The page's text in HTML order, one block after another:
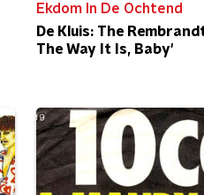
Ekdom In De Ochtend
De Kluis: The
The Way It Is, Baby'